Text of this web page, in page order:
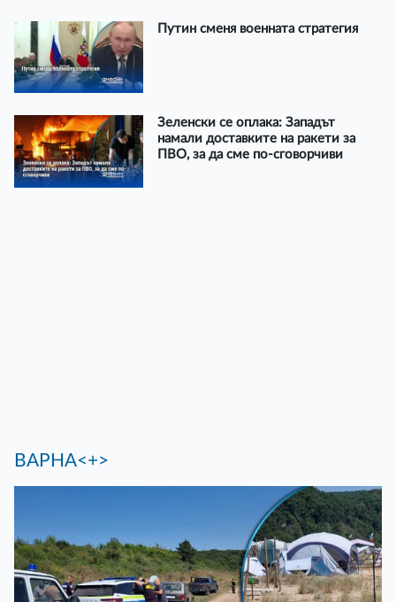
Путин сменя военната стратегия
Зеленски се оплака: Западът
намали доставките на ракети за
ПВО, за да сме по-сговорчиви
ВАРНА<+>